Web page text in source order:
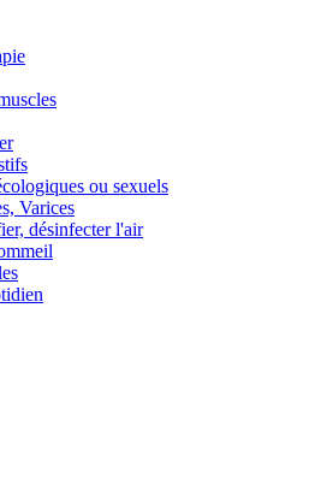
ou sexuels
Varices
désinfecter l'air